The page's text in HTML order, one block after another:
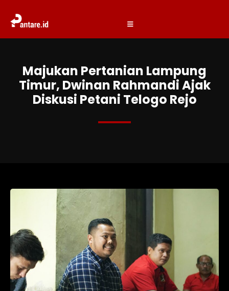
Majukan Pertanian Lampung
Timur, Dwinan Rahmandi Ajak
Diskusi Petani Telogo Rejo